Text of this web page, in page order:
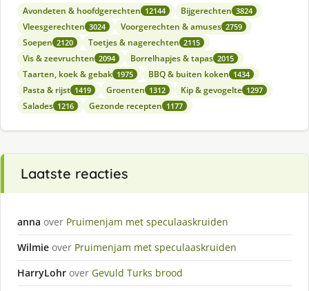
Avondeten & hoofdgerechten 12144 Bijgerechten 3824
Vleesgerechten 3024 Voorgerechten & amuses 2759
Soepen 2120 Toetjes & nagerechten 2115
Vis & zeevruchten 2094 Borrelhapjes & tapas 2015
Taarten, koek & gebak 1975 BBQ & buiten koken 1434
Pasta & rijst 1419 Groenten 1312 Kip & gevogelte 1297
Salades 1216 Gezonde recepten 1177
Laatste reacties
anna over Pruimenjam met speculaaskruiden
Wilmie over Pruimenjam met speculaaskruiden
HarryLohr over Gevuld Turks brood